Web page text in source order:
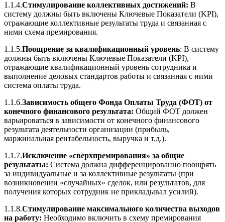
1.1.4.Стимулирование коллективных достижений: В
систему должны быть включены Ключевые Показатели (KPI),
отражающие коллективные результаты труда и связанная с
ними схема премирования.
1.1.5.Поощрение за квалификационный уровень: В систему
должны быть включены Ключевые Показатели (KPI),
отражающие квалификационный уровень сотрудника и
выполнение деловых стандартов работы и связанная с ними
система оплаты труда.
1.1.6.Зависимость общего Фонда Оплаты Труда (ФОТ) от
конечного финансового результата: Общий ФОТ должен
варьироваться в зависимости от конечного финансового
результата деятельности организации (прибыль,
маржинальная рентабельность, выручка и т.д.).
1.1.7.Исключение «сверхпремирования» за общие
результаты: Система должна дифференцированно поощрять
за индивидуальные и за коллективные результаты (при
возникновении «случайных» сделок, или результатов, для
получения которых сотрудник не прикладывал усилий).
1.1.8.Стимулирование максимального количества выходов
на работу: Необходимо включить в схему премирования